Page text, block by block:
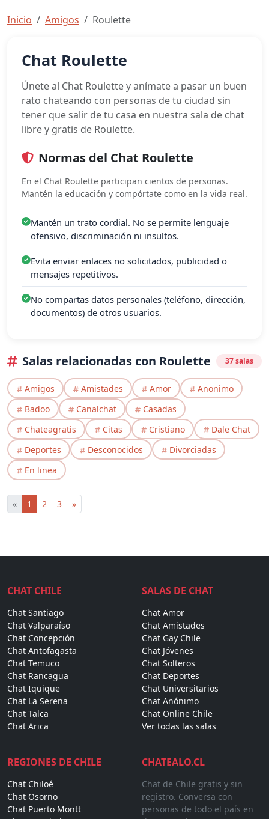
Inicio Amigos Roulette
Chat Roulette
Únete al Chat Roulette y anímate a pasar un buen
rato chateando con personas de tu ciudad sin
tener que salir de tu casa en nuestra sala de chat
libre y gratis de Roulette.
Normas del Chat Roulette
En el Chat Roulette participan cientos de personas.
Mantén la educación y compórtate como en la vida real.
Mantén un trato cordial. No se permite lenguaje
ofensivo, discriminación ni insultos.
Evita enviar enlaces no solicitados, publicidad o
mensajes repetitivos.
No compartas datos personales (teléfono, dirección,
documentos) de otros usuarios.
Salas relacionadas con Roulette 37 salas
Amigos Amistades Amor
Anonimo
Badoo
Canalchat
Casadas
Chateagratis
Citas Cristiano
Dale Chat
Deportes
Desconocidos
Divorciadas
En linea
« 1 2 3 »
CHAT CHILE
Chat Santiago
Chat Valparaíso
Chat Concepción
Chat Antofagasta
Chat Temuco
Chat Rancagua
Chat Iquique
Chat La Serena
Chat Talca
Chat Arica
SALAS DE CHAT
Chat Amor
Chat Amistades
Chat Gay Chile
Chat Jóvenes
Chat Solteros
Chat Deportes
Chat Universitarios
Chat Anónimo
Chat Online Chile
Ver todas las salas
REGIONES DE CHILE
Chat Chiloé
Chat Osorno
Chat Puerto Montt
CHATEALO.CL
Chat de Chile gratis y sin
registro. Conversa con
personas de todo el país en